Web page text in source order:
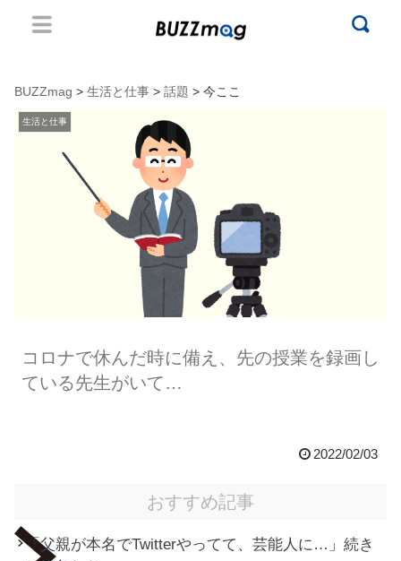
BUZZmag > 生活と仕事 > 話題 > 今ここ
生活と仕事
コロナで休んだ時に備え、先の授業を録画し
ている先生がいて…
2022/02/03
おすすめ記事
「父親が本名でTwitterやってて、芸能人に…」続き